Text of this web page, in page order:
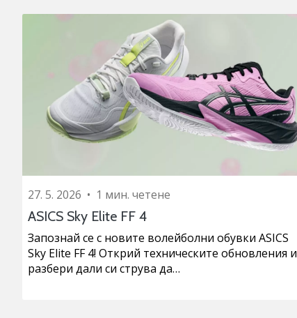
27. 5. 2026 • 1 мин. четене
ASICS Sky Elite FF 4
Запознай се с новите волейболни обувки ASICS
Sky Elite FF 4! Открий техническите обновления и
разбери дали си струва да…